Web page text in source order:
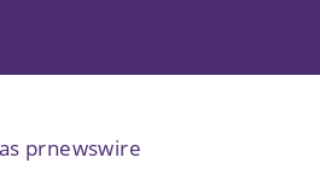
prnewswire